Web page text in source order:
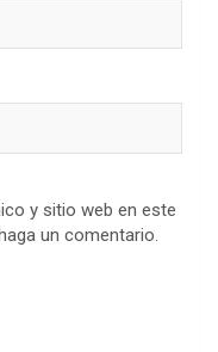
y sitio web en este
un comentario.